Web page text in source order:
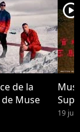
de la
Muse
player2
19